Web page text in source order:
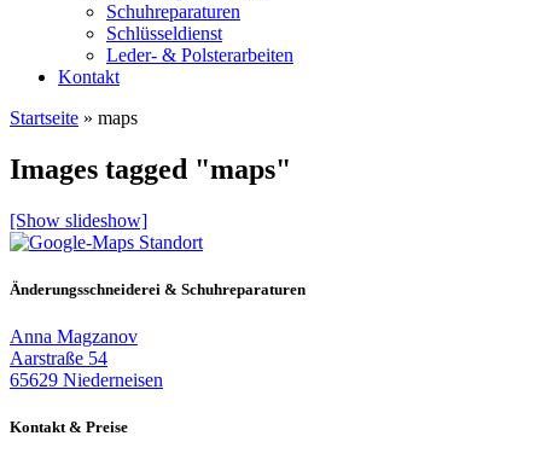
Schuhreparaturen
Schlüsseldienst
Leder- & Polsterarbeiten
Kontakt
Startseite » maps
Images tagged "maps"
[Show slideshow]
Änderungsschneiderei & Schuhreparaturen
Anna Magzanov
Aarstraße 54
65629 Niederneisen
Kontakt & Preise